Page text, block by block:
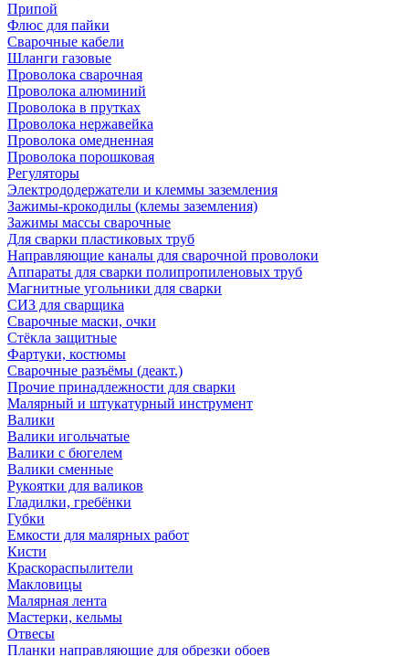
Припой
Флюс для пайки
Сварочные кабели
Шланги газовые
Проволока сварочная
Проволока алюминий
Проволока в прутках
Проволока нержавейка
Проволока омедненная
Проволока порошковая
Регуляторы
Электрододержатели и клеммы заземления
Зажимы-крокодилы (клемы заземления)
Зажимы массы сварочные
Для сварки пластиковых труб
Направляющие каналы для сварочной проволоки
Аппараты для сварки полипропиленовых труб
Магнитные угольники для сварки
СИЗ для сварщика
Сварочные маски, очки
Стёкла защитные
Фартуки, костюмы
Сварочные разъёмы (деакт.)
Прочие принадлежности для сварки
Малярный и штукатурный инструмент
Валики
Валики игольчатые
Валики с бюгелем
Валики сменные
Рукоятки для валиков
Гладилки, гребёнки
Губки
Емкости для малярных работ
Кисти
Краскораспылители
Макловицы
Малярная лента
Мастерки, кельмы
Отвесы
Планки направляющие для обрезки обоев